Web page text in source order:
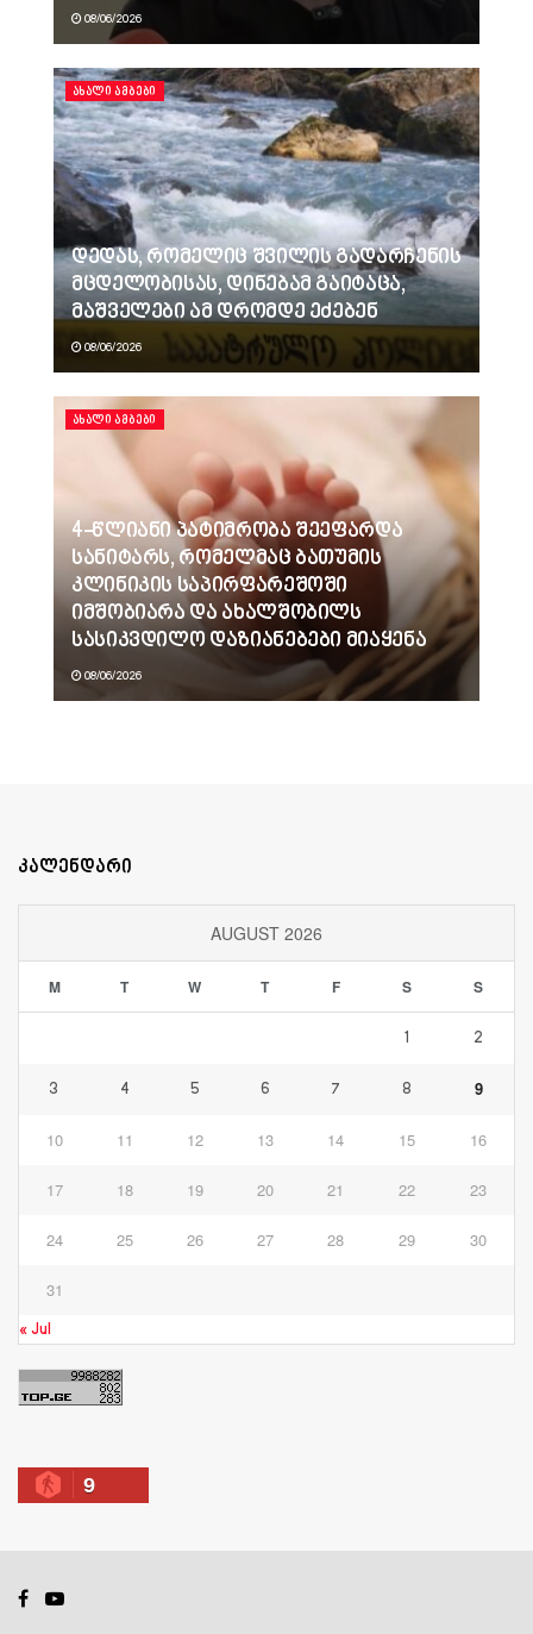
08/06/2026
ᲐᲮᲐᲚᲘ ᲐᲛᲑᲔᲑᲘ
დედას, რომელიც შვილის გადარჩენის
მცდელობისას, დინებამ გაიტაცა,
მაშველები ამ დრომდე ეძებენ
08/06/2026
ᲐᲮᲐᲚᲘ ᲐᲛᲑᲔᲑᲘ
4-წლიანი პატიმრობა შეეფარდა
სანიტარს, რომელმაც ბათუმის
კლინიკის საპირფარეშოში
იმშობიარა და ახალშობილს
სასიკვდილო დაზიანებები მიაყენა
08/06/2026
კალენდარი
AUGUST 2026
M T W T F S S
1 2
3 4 5 6 7 8 9
10 11 12 13 14 15 16
17 18 19 20 21 22 23
24 25 26 27 28 29 30
31
« Jul
9